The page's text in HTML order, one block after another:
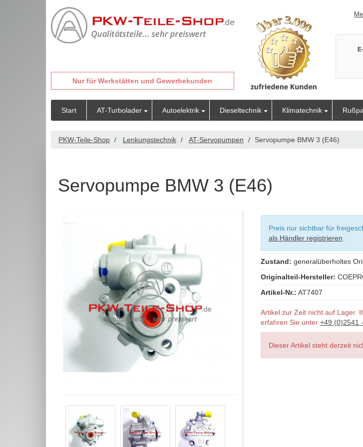
Nur für Werkstätten und Gewerbekunden
Start AT-Turbolader Autoelektrik Dieseltechnik Klimatechnik
PKW-Teile-Shop Lenkungstechnik AT-Servopumpen Servopumpe BMW 3 (E46)
Servopumpe BMW 3 (E46)
Preis nur sichtbar für
als Händler registrieren
Zustand: generalüberholtes
Originalteil-Hersteller:
Artikel-Nr.: AT7407
Artikel zur Zeit nicht auf Lager.
erfahren Sie unter +49 (0)2541
Dieser Artikel steht derzeit